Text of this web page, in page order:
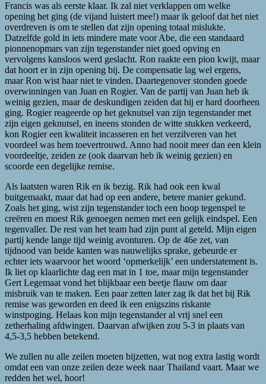
Francis was als eerste klaar. Ik zal niet verklappen om welke
opening het ging (de vijand luistert mee!) maar ik geloof dat het niet
overdreven is om te stellen dat zijn opening totaal mislukte.
Datzelfde gold in iets mindere mate voor Abe, die een standaard
pionnenopmars van zijn tegenstander niet goed opving en
vervolgens kansloos werd geslacht. Ron raakte een pion kwijt, maar
dat hoort er in zijn opening bij. De compensatie lag wel ergens,
maar Ron wist haar niet te vinden. Daartegenover stonden goede
overwinningen van Juan en Rogier. Van de partij van Juan heb ik
weinig gezien, maar de deskundigen zeiden dat hij er hard doorheen
ging. Rogier reageerde op het geknutsel van zijn tegenstander met
zijn eigen geknutsel, en ineens stonden de witte stukken verkeerd,
kon Rogier een kwaliteit incasseren en het verzilveren van het
voordeel was hem toevertrouwd. Anno had nooit meer dan een klein
voordeeltje, zeiden ze (ook daarvan heb ik weinig gezien) en
scoorde een degelijke remise.
Als laatsten waren Rik en ik bezig. Rik had ook een kwal
buitgemaakt, maar dat had op een andere, betere manier gekund.
Zoals het ging, wist zijn tegenstander toch een hoop tegenspel te
creëren en moest Rik genoegen nemen met een gelijk eindspel. Een
tegenvaller. De rest van het team had zijn punt al geteld. Mijn eigen
partij kende lange tijd weinig avonturen. Op de 46e zet, van
tijdnood van beide kanten was nauwelijks sprake, gebeurde er
echter iets waarvoor het woord ‘opmerkelijk’ een understatement is.
Ik liet op klaarlichte dag een mat in 1 toe, maar mijn tegenstander
Gert Legemaat vond het blijkbaar een beetje flauw om daar
misbruik van te maken. Een paar zetten later zag ik dat het bij Rik
remise was geworden en deed ik een enigszins riskante
winstpoging. Helaas kon mijn tegenstander al vrij snel een
zetherhaling afdwingen. Daarvan afwijken zou 5-3 in plaats van
4,5-3,5 hebben betekend.
We zullen nu alle zeilen moeten bijzetten, wat nog extra lastig wordt
omdat een van onze zeilen deze week naar Thailand vaart. Maar we
redden het wel, hoor!